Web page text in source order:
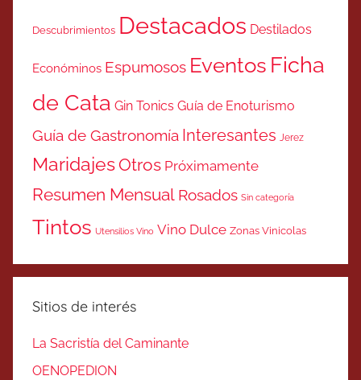
Descubrimientos Destacados Destilados
Económinos Espumosos Eventos Ficha
de Cata Gin Tonics Guía de Enoturismo
Guía de Gastronomía Interesantes Jerez
MaridajesOtros Próximamente
Resumen Mensual Rosados Sin categoría
Tintos Utensilios Vino Vino Dulce Zonas Vinicolas
Sitios de interés
La Sacristía del Caminante
OENOPEDION